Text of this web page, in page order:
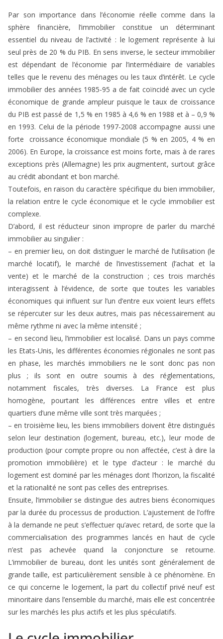
Par son importance dans l’économie réelle comme dans la
sphère financière, l’immobilier constitue un déterminant
essentiel du niveau de l’activité : le logement représente à lui
seul près de 20 % du PIB. En sens inverse, le secteur immobilier
est dépendant de l’économie par l’intermédiaire de variables
telles que le revenu des ménages ou les taux d’intérêt. Le cycle
immobilier des années 1985-95 a de fait coïncidé avec un cycle
économique de grande ampleur puisque le taux de croissance
du PIB est passé de 1,5 % en 1985 à 4,6 % en 1988 et à – 0,9 %
en 1993. Celui de la période 1997-2008 accompagne aussi une
forte croissance économique mondiale (5 % en 2005, 4 % en
2006). En Europe, la croissance est moins forte, mais à de rares
exceptions près (Allemagne) les prix augmentent, surtout grâce
au crédit abondant et bon marché.
Toutefois, en raison du caractère spécifique du bien immobilier,
la relation entre le cycle économique et le cycle immobilier est
complexe.
D’abord, il est réducteur sinon impropre de parler du marché
immobilier au singulier :
– en premier lieu, on doit distinguer le marché de l’utilisation (le
marché locatif), le marché de l’investissement (l’achat et la
vente) et le marché de la construction ; ces trois marchés
interagissent à l’évidence, de sorte que toutes les variables
économiques qui influent sur l’un d’entre eux voient leurs effets
se répercuter sur les deux autres, mais pas nécessairement au
même rythme ni avec la même intensité ;
– en second lieu, l’immobilier est localisé. Dans un pays comme
les Etats-Unis, les différentes économies régionales ne sont pas
en phase, les marchés immobiliers ne le sont donc pas non
plus ; ils sont en outre soumis à des réglementations,
notamment fiscales, très diverses. La France est plus
homogène, pourtant les différences entre villes et entre
quartiers d’une même ville sont très marquées ;
– en troisième lieu, les biens immobiliers doivent être distingués
selon leur destination (logement, bureau, etc.), leur mode de
production (pour compte propre ou non affectée, c’est à dire la
promotion immobilière) et le type d’acteur : le marché du
logement est dominé par les ménages dont l’horizon, la fiscalité
et la rationalité ne sont pas celles des entreprises.
Ensuite, l’immobilier se distingue des autres biens économiques
par la durée du processus de production. L’ajustement de l’offre
à la demande ne peut s’effectuer qu’avec retard, de sorte que la
commercialisation des programmes lancés en haut de cycle
n’est pas achevée quand la conjoncture se retourne.
L’immobilier de bureau, dont les unités sont généralement de
grande taille, est particulièrement sensible à ce phénomène. En
ce qui concerne le logement, la part du collectif privé neuf est
minoritaire dans l’ensemble du marché, mais elle est concentrée
sur les marchés les plus actifs et les plus spéculatifs.